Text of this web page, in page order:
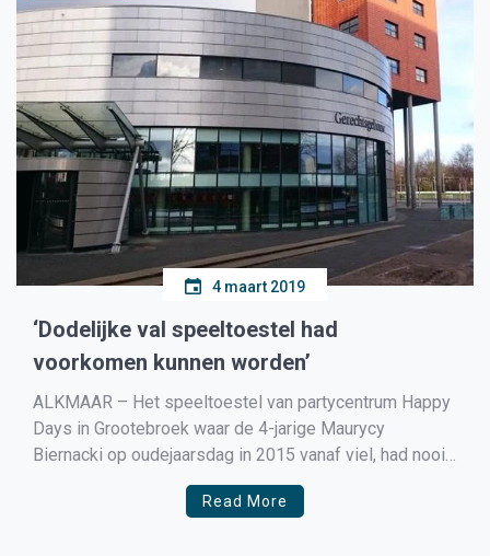
4 maart 2019
‘Dodelijke val speeltoestel had
voorkomen kunnen worden’
ALKMAAR – Het speeltoestel van partycentrum Happy
Days in Grootebroek waar de 4-jarige Maurycy
Biernacki op oudejaarsdag in 2015 vanaf viel, had nooit
gebruikt mogen worden als glijbaan voor kleine
kinderen. Dat bleek maandag bij de rechtbank in
Read More